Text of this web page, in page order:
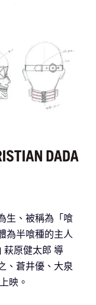
生、被稱為「喰
為半喰種的主人
萩原健太郎 導
、蒼井優、大泉
映。